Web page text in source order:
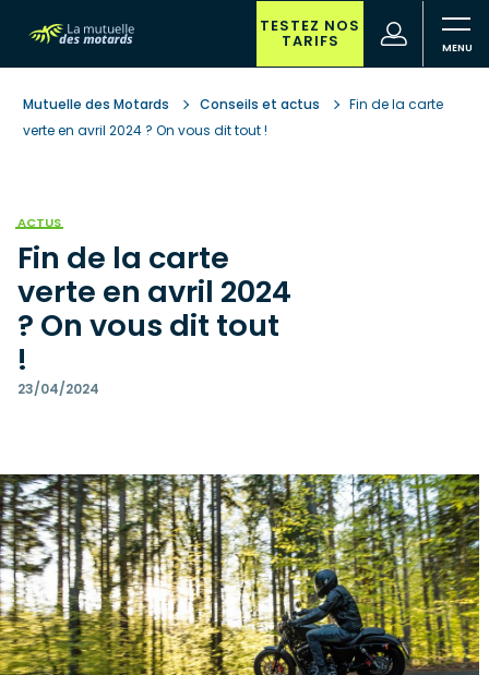
contenu
principal recherche
TESTEZ NOS
TARIFS
(nouvelle
fenêtre)
Mutuelle des Motards Conseils et actus
Fin de la carte
verte en avril 2024 ? On vous dit tout !
ACTUS
Fin de la carte
verte en avril 2024
? On vous dit tout
!
23/04/2024